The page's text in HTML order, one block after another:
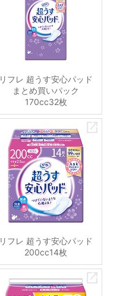
リフレ 超うす安心パッド
まとめ買いパック
170cc32枚
リフレ 超うす安心パッド
200cc14枚